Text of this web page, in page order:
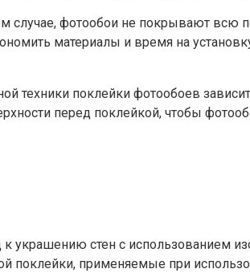
случае, фотообои не покрывают всю
материалы и время на
техники поклейки фотообоев
перед поклейкой, чтобы
украшению стен с использованием
поклейки, применяемые при